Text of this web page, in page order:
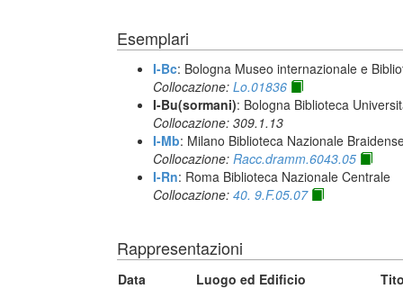
Esemplari
I-Bc: Bologna Museo internazionale e
Collocazione: Lo.01836
I-Bu(sormani): Bologna Biblioteca
Collocazione: 309.1.13
I-Mb: Milano Biblioteca Nazionale
Collocazione: Racc.dramm.6043.05
I-Rn: Roma Biblioteca Nazionale Centrale
Collocazione: 40. 9.F.05.07
Rappresentazioni
Data Luogo ed Edificio